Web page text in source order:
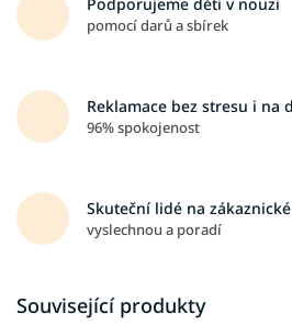
pomocí darů a sbírek
Reklamace bez stresu i na
96% spokojenost
Skuteční lidé na
vyslechnou a poradí
Související produkty